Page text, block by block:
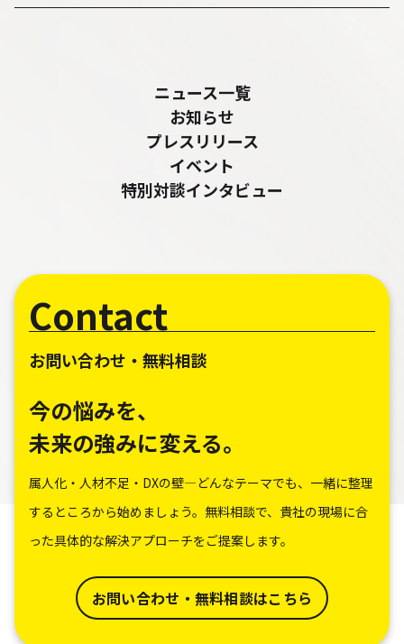
ニュース一覧
お知らせ
プレスリリース
イベント
特別対談インタビュー
Contact
お問い合わせ・無料相談
今の悩みを、
未来の強みに変える。
属人化・人材不足・DXの壁―どんなテーマでも、一緒に整理
するところから始めましょう。無料相談で、貴社の現場に合
った具体的な解決アプローチをご提案します。
お問い合わせ・無料相談はこちら